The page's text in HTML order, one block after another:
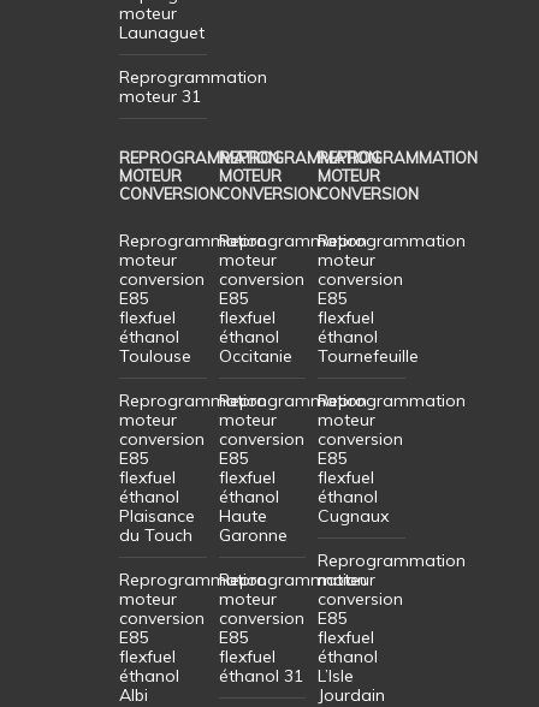
moteur
Launaguet
Reprogrammation
moteur 31
REPROGRAMMATION
MOTEUR
CONVERSION
Reprogrammation
moteur
conversion
E85
flexfuel
éthanol
Toulouse
Reprogrammation
moteur
conversion
E85
flexfuel
éthanol
Plaisance
du Touch
Reprogrammation
moteur
conversion
E85
flexfuel
éthanol
Albi
REPROGRAMMATION
MOTEUR
CONVERSION
Reprogrammation
moteur
conversion
E85
flexfuel
éthanol
Occitanie
Reprogrammation
moteur
conversion
E85
flexfuel
éthanol
Haute
Garonne
Reprogrammation
moteur
conversion
E85
flexfuel
éthanol 31
REPROGRAMMATION
MOTEUR
CONVERSION
Reprogrammation
moteur
conversion
E85
flexfuel
éthanol
Tournefeuille
Reprogrammation
moteur
conversion
E85
flexfuel
éthanol
Cugnaux
Reprogrammation
moteur
conversion
E85
flexfuel
éthanol
L’Isle
Jourdain